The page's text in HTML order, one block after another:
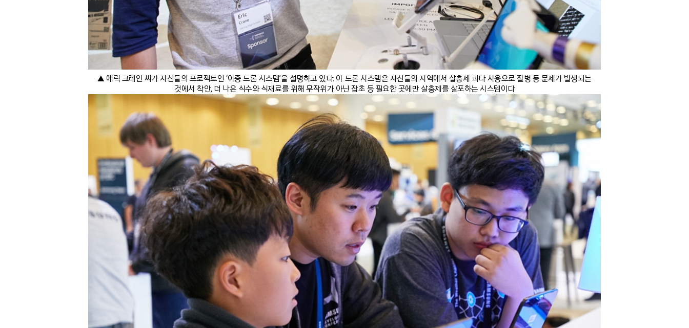
▲ 에릭 크레인 씨가 자신들의 프로젝트인 ‘이중 드론 시스템’을 설명하고 있다. 이 드론 시스템은 자신들의 지역에서 살충제 과다 사용으로 질병 등 문제가 발생되는
것에서 착안, 더 나은 식수와 식재료를 위해 무작위가 아닌 잡초 등 필요한 곳에만 살충제를 살포하는 시스템이다